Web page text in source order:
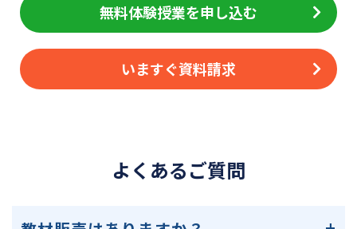
無料体験授業を申し込む
いますぐ資料請求
よくあるご質問